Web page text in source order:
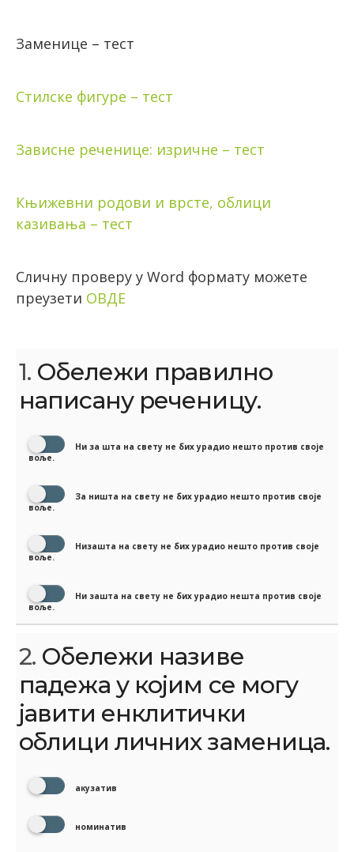
Заменице – тест
Стилске фигуре – тест
Зависне реченице: изричне – тест
Књижевни родови и врсте, облици
казивања – тест
Сличну проверу у Word формату можете
преузети ОВДЕ
1. Обележи правилно
написану реченицу.
Ни за шта на свету не бих урадио нешто против своје
воље.
За ништа на свету не бих урадио нешто против своје
воље.
Низашта на свету не бих урадио нешто против своје
воље.
Ни зашта на свету не бих урадио нешта против своје
воље.
2. Обележи називе
падежа у којим се могу
јавити енклитички
облици личних заменица.
акузатив
номинатив